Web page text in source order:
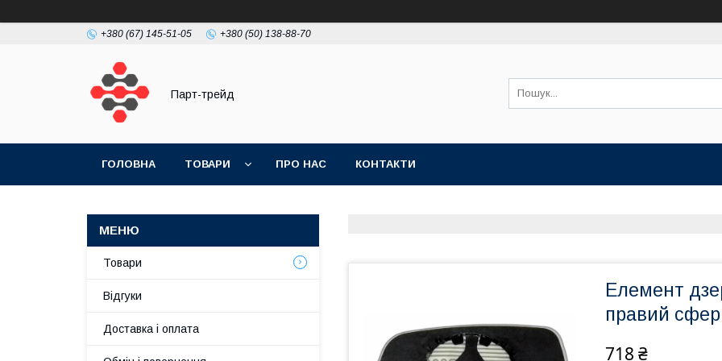
+380 (67) 145-51-05 +380 (50) 138-88-70
Парт-трейд
ГОЛОВНА ТОВАРИ ПРО НАС КОНТАКТИ
Елемент
правий
718 ₴
Товари
Відгуки
Доставка і оплата